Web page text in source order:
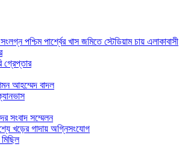
পশ্চিম পার্শ্বের খাস জমিতে স্টেডিয়াম চায় এলাকাবাসী
গ্রেপ্তার
আহম্মেদ বাদল
সংবাদ সম্মেলন
খড়ের গাদায় অগ্নিসংযোগ